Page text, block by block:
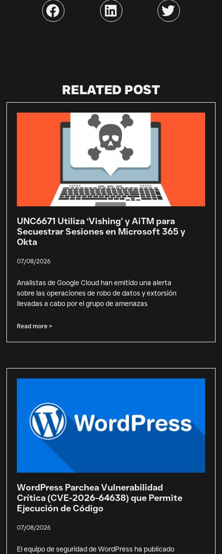
RELATED POST
UNC6671 Utiliza ‘Vishing’ y AiTM para
Secuestrar Sesiones en Microsoft 365 y
Okta
07/08/2026
Analistas de Google Cloud han emitido una alerta
sobre las operaciones de robo de datos y extorsión
llevadas a cabo por el grupo de amenazas
Read more >
WordPress Parchea Vulnerabilidad
Crítica (CVE-2026-64638) que Permite
Ejecución de Código
07/08/2026
El equipo de seguridad de WordPress ha publicado